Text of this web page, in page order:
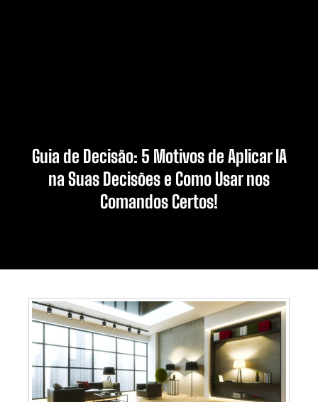
Guia de Decisão: 5 Motivos de Aplicar IA
na Suas Decisões e Como Usar nos
Comandos Certos!